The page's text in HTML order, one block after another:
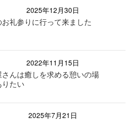
2025年12月30日
礼参りに行って来ました
2022年11月15日
んは癒しを求める憩いの場
たい
2025年7月21日